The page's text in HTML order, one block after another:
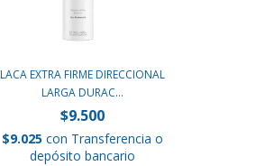
LACA EXTRA FIRME DIRECCIONAL
LARGA DURAC...
$9.500
$9.025 con Transferencia o
depósito bancario